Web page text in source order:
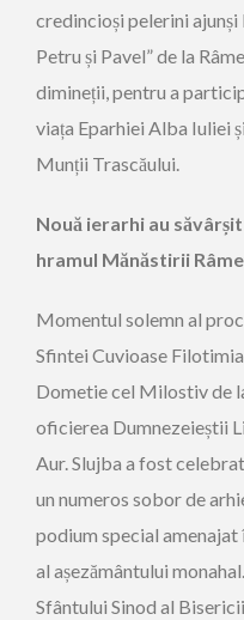
credincioși pelerini
Petru și Pavel” de la
dimineții, pentru a
viața Eparhiei Alba Iuliei
Munții Trascăului.
Nouă ierarhi au
hramul Mănăstirii
Momentul solemn al
Sfintei Cuvioase
Dometie cel Milostiv de
oficierea Dumnezeieștii
Aur. Slujba a fost
un numeros sobor de
podium special
al așezământului
Sfântului Sinod al